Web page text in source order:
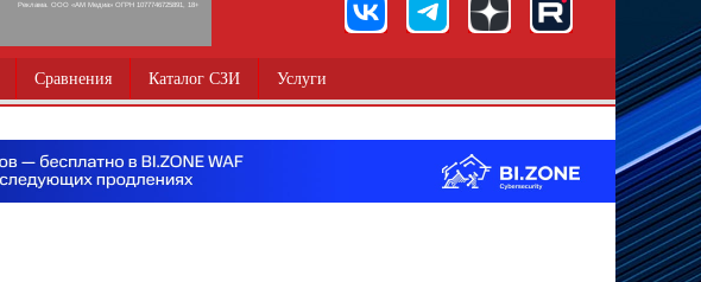
Реклама. ООО «АМ Медиа» ОГРН 1077746725891, 18+
Сравнения Каталог СЗИ Услуги